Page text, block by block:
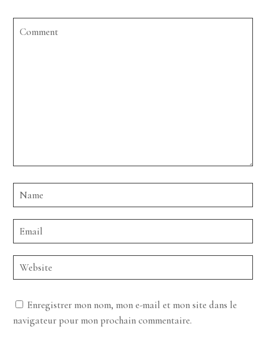
Enregistrer mon nom, mon e-mail et mon site dans le
navigateur pour mon prochain commentaire.